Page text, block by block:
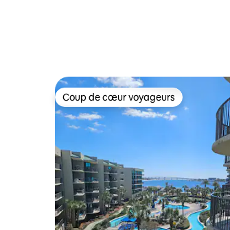
Coup de cœur voyageurs
Coup de cœur voyageurs